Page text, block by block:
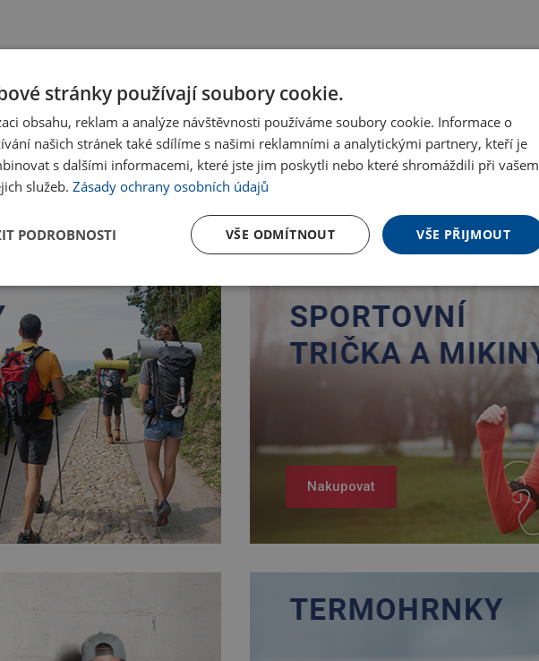
Nakupovat
stránky používají soubory cookie.
obsahu, reklam a analýze návštěvnosti používáme soubory cookie. Informace o
našich stránek také sdílíme s našimi reklamními a analytickými partnery, kteří je
s dalšími informacemi, které jste jim poskytli nebo které shromáždili při vašem
služeb. Zásady ochrany osobních údajů
VŠE PŘIJMOUT
VŠE ODMÍTNOUT
PODROBNOSTI